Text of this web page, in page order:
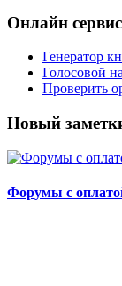
Онлайн
Генератор
Голосовой
Проверить
Новый
Форумы с